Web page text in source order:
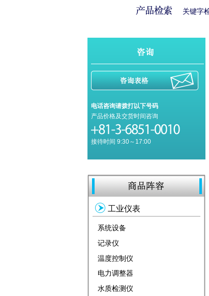
关键字
电话咨询请拨打以下号码
产品价格及交货时间咨询
接待时间 9:30～17:00
工业仪表
系统设备
记录仪
温度控制仪
电力调整器
水质检测仪